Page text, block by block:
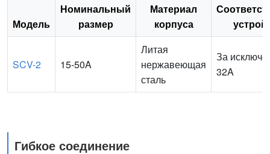
Модель
Номинальный
размер
Материал
корпуса
SCV-2 15-50A
Литая
нержавеющая
сталь
За
32A
Гибкое соединение